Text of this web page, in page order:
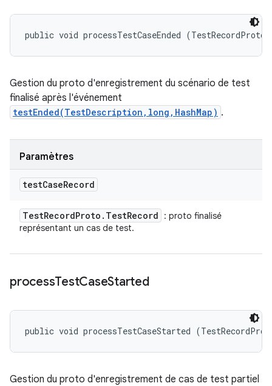
public void processTestCaseEnded
Gestion du proto d'enregistrement du scénario de test
finalisé après l'événement
testEnded(TestDescription,long,HashMap) .
Paramètres
testCaseRecord
TestRecordProto . TestRecord
: proto finalisé
représentant un cas de test.
processTestCaseStarted
public void processTestCaseStarted
Gestion du proto d'enregistrement de cas de test partiel